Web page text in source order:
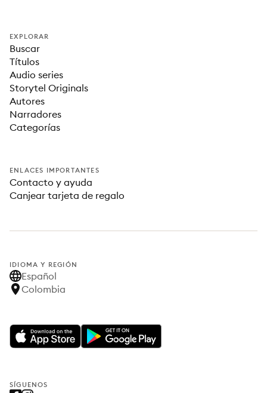
EXPLORAR
Buscar
Títulos
Audio series
Storytel Originals
Autores
Narradores
Categorías
ENLACES IMPORTANTES
Contacto y ayuda
Canjear tarjeta de regalo
IDIOMA Y REGIÓN
Español
Colombia
SÍGUENOS